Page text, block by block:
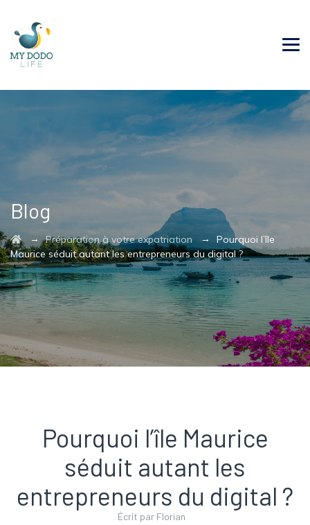
Blog
→Préparation à votre expatriation → Pourquoi l’île
Maurice séduit autant les entrepreneurs du digital ?
Pourquoi l’île Maurice
séduit autant les
entrepreneurs du digital ?
Écrit par Florian